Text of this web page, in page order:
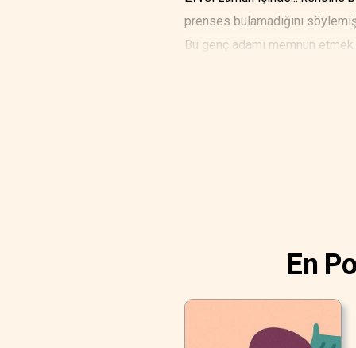
prenses bulamadığını
Bu genç adamı memnun
En